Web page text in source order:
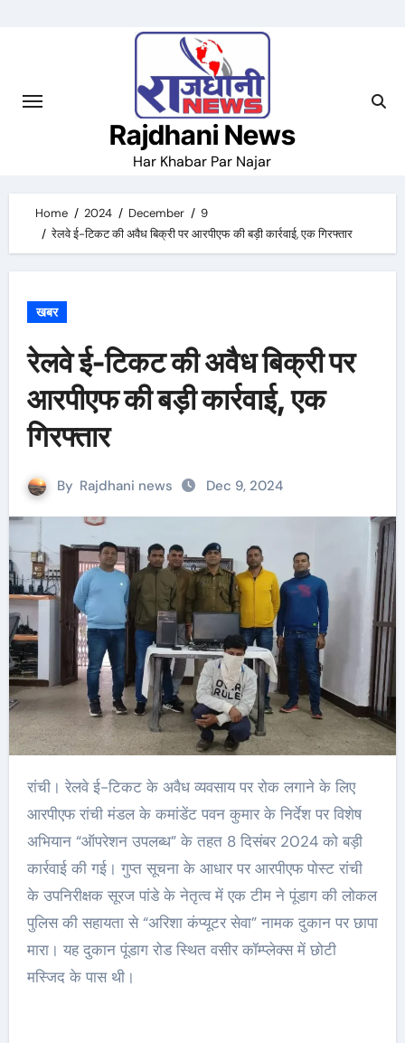
Rajdhani News
Har Khabar Par Najar
Home 2024 December
9
रेलवे ई-टिकट की अवैध बिक्री पर आरपीएफ की बड़ी कार्रवाई, एक गिरफ्तार
खबर
रेलवे ई-टिकट की अवैध बिक्री पर
आरपीएफ की बड़ी कार्रवाई, एक
गिरफ्तार
By Rajdhani news Dec 9, 2024
रांची। रेलवे ई-टिकट के अवैध व्यवसाय पर रोक लगाने के लिए
आरपीएफ रांची मंडल के कमांडेंट पवन कुमार के निर्देश पर विशेष
अभियान “ऑपरेशन उपलब्ध” के तहत 8 दिसंबर 2024 को बड़ी
कार्रवाई की गई। गुप्त सूचना के आधार पर आरपीएफ पोस्ट रांची
के उपनिरीक्षक सूरज पांडे के नेतृत्व में एक टीम ने पूंडाग की लोकल
पुलिस की सहायता से “अरिशा कंप्यूटर सेवा” नामक दुकान पर छापा
मारा। यह दुकान पूंडाग रोड स्थित वसीर कॉम्प्लेक्स में छोटी
मस्जिद के पास थी।